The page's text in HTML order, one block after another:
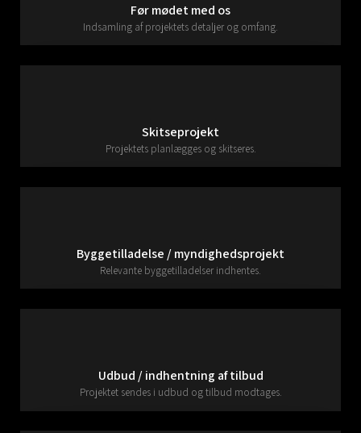
Før mødet med os
Indsamling af projektets detaljer og omfang.
Skitseprojekt
Projektets planlægges og skitseres.
Byggetilladelse / myndighedsprojekt
Relevante byggetilladelser indhentes.
Udbud / indhentning af tilbud
Projektet sendes i udbud og tilbud modtages.